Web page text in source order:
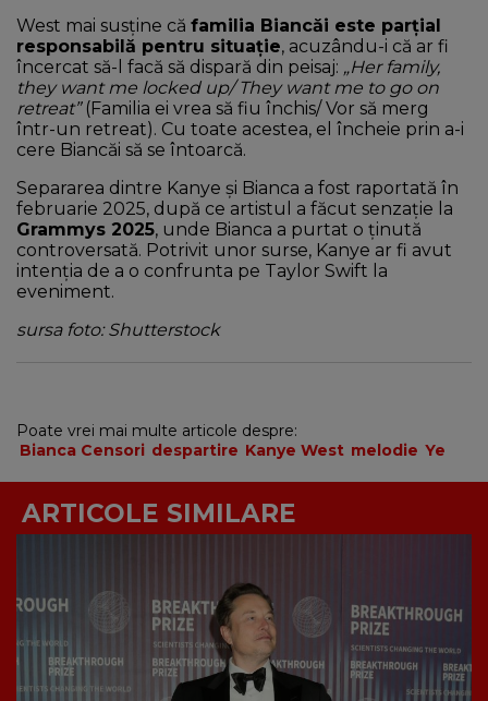
West mai susține că familia Biancăi este parțial
responsabilă pentru situație, acuzându-i că ar fi
încercat să-l facă să dispară din peisaj: „Her family,
they want me locked up/ They want me to go on
retreat”(Familia ei vrea să fiu închis/ Vor să merg
într-un retreat). Cu toate acestea, el încheie prin a-i
cere Biancăi să se întoarcă.
Separarea dintre Kanye și Bianca a fost raportată în
februarie 2025, după ce artistul a făcut senzație la
Grammys 2025, unde Bianca a purtat o ținută
controversată. Potrivit unor surse, Kanye ar fi avut
intenția de a o confrunta pe Taylor Swift la
eveniment.
sursa foto: Shutterstock
Poate vrei mai multe articole despre:
Bianca Censori despartire Kanye West melodie Ye
ARTICOLE SIMILARE